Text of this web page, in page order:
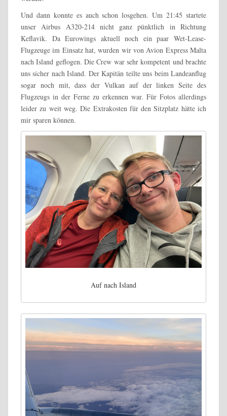
Und dann konnte es auch schon losgehen. Um 21:45 startete
unser Airbus A320-214 nicht ganz pünktlich in Richtung
Keflavik. Da Eurowings aktuell noch ein paar Wet-Lease-
Flugzeuge im Einsatz hat, wurden wir von Avion Express Malta
nach Island geflogen. Die Crew war sehr kompetent und brachte
uns sicher nach Island. Der Kapitän teilte uns beim Landeanflug
sogar noch mit, dass der Vulkan auf der linken Seite des
Flugzeugs in der Ferne zu erkennen war. Für Fotos allerdings
leider zu weit weg. Die Extrakosten für den Sitzplatz hätte ich
mir sparen können.
Auf nach Island